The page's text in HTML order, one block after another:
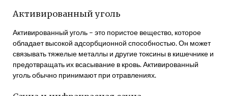
Активированный уголь
Активированный уголь – это пористое вещество, которое
обладает высокой адсорбционной способностью. Он может
связывать тяжелые металлы и другие токсины в кишечнике и
предотвращать их всасывание в кровь. Активированный
уголь обычно принимают при отравлениях.